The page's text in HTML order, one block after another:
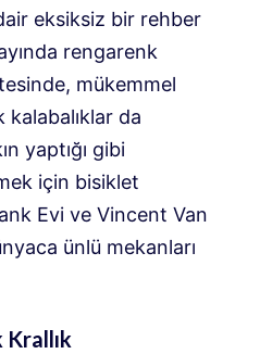
eksiksiz bir rehber
rengarenk
mükemmel
da
yaptığı gibi
için bisiklet
Evi ve Vincent Van
ünlü mekanları
Krallık